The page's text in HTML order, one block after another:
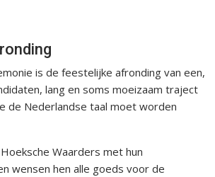
is de feestelijke afronding van een,
lang en soms moeizaam traject
de Nederlandse taal moet worden
Waarders met hun
wensen hen alle goeds voor de